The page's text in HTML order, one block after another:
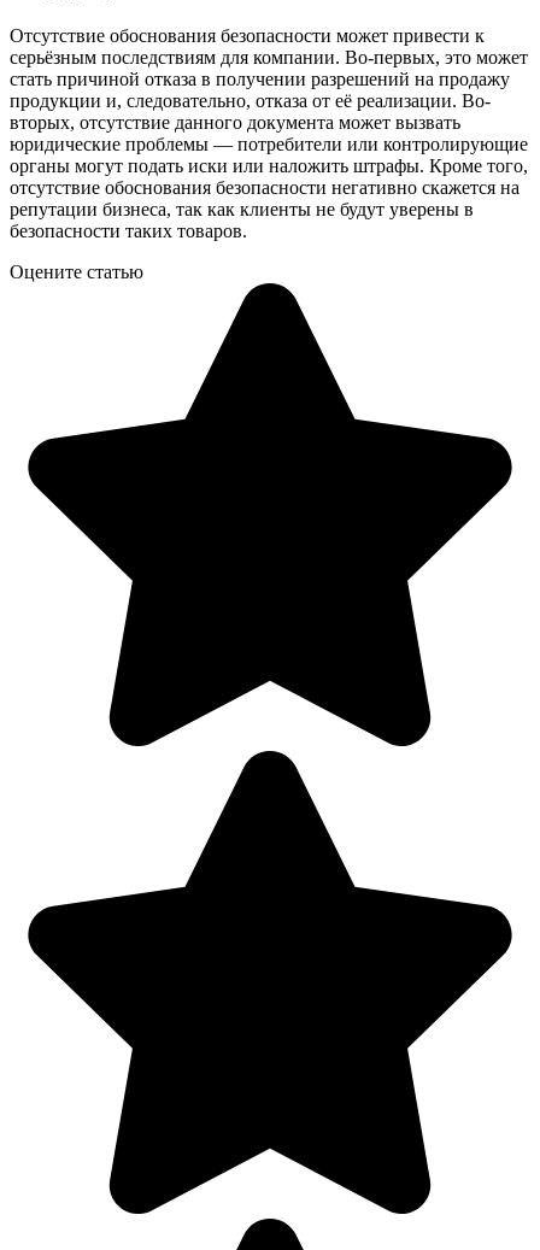
Отсутствие обоснования безопасности может привести к
серьёзным последствиям для компании. Во-первых, это может
стать причиной отказа в получении разрешений на продажу
продукции и, следовательно, отказа от её реализации. Во-
вторых, отсутствие данного документа может вызвать
юридические проблемы — потребители или контролирующие
органы могут подать иски или наложить штрафы. Кроме того,
отсутствие обоснования безопасности негативно скажется на
репутации бизнеса, так как клиенты не будут уверены в
безопасности таких товаров.
Оцените статью